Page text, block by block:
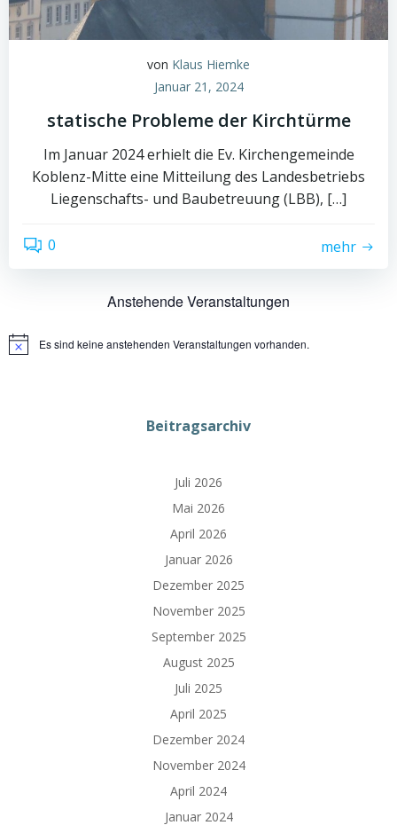
von Klaus Hiemke
Januar 21, 2024
statische Probleme der Kirchtürme
Im Januar 2024 erhielt die Ev. Kirchengemeinde
Koblenz-Mitte eine Mitteilung des Landesbetriebs
Liegenschafts- und Baubetreuung (LBB), […]
0 mehr
Anstehende Veranstaltungen
HinweisEs sind keine anstehenden Veranstaltungen vorhanden.
Beitragsarchiv
Juli 2026
Mai 2026
April 2026
Januar 2026
Dezember 2025
November 2025
September 2025
August 2025
Juli 2025
April 2025
Dezember 2024
November 2024
April 2024
Januar 2024